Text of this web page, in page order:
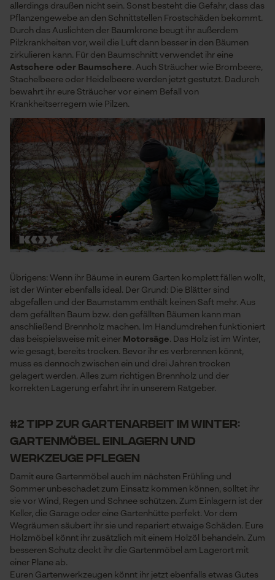
allerdings draußen nicht sein. Sonst besteht die Gefahr, dass das
Pflanzengewebe an den Schnittstellen Frostschäden bekommt.
Durch das Auslichten der Baumkrone beugt ihr außerdem
Pilzkrankheiten vor, weil die Luft dann besser in den Bäumen
zirkulieren kann. Für den Baumschnitt verwendet ihr eine
Astschere oder Baumschere. Auch Sträucher wie Brombeere,
Stachelbeere oder Heidelbeere werden jetzt gestutzt. Dadurch
bewahrt ihr eure Sträucher vor einem Befall von
Krankheitserregern wie Pilzen.
Übrigens: Wenn ihr Bäume in eurem Garten komplett fällen wollt,
ist der Winter ebenfalls ideal. Der Grund: Die Blätter sind
abgefallen und der Baumstamm enthält keinen Saft mehr. Aus
dem gefällten Baum bzw. den gefällten Bäumen kann man
anschließend Brennholz machen. Im Handumdrehen funktioniert
das beispielsweise mit einer Motorsäge. Das Holz ist im Winter,
wie gesagt, bereits trocken. Bevor ihr es verbrennen könnt,
muss es dennoch zwischen ein und drei Jahren trocken
gelagert werden. Alles zum richtigen Brennholz und der
korrekten Lagerung erfahrt ihr in unserem Ratgeber.
#2 Tipp zur Gartenarbeit im Winter:
Gartenmöbel einlagern und
Werkzeuge pflegen
Damit eure Gartenmöbel auch im nächsten Frühling und
Sommer unbeschadet zum Einsatz kommen können, solltet ihr
sie vor Wind, Regen und Schnee schützen. Zum Einlagern ist der
Keller, die Garage oder eine Gartenhütte perfekt. Vor dem
Wegräumen säubert ihr sie und repariert etwaige Schäden. Eure
Holzmöbel könnt ihr zusätzlich mit einem Holzöl behandeln. Zum
besseren Schutz deckt ihr die Gartenmöbel am Lagerort mit
einer Plane ab.
Euren Gartenwerkzeugen könnt ihr jetzt ebenfalls etwas Gutes